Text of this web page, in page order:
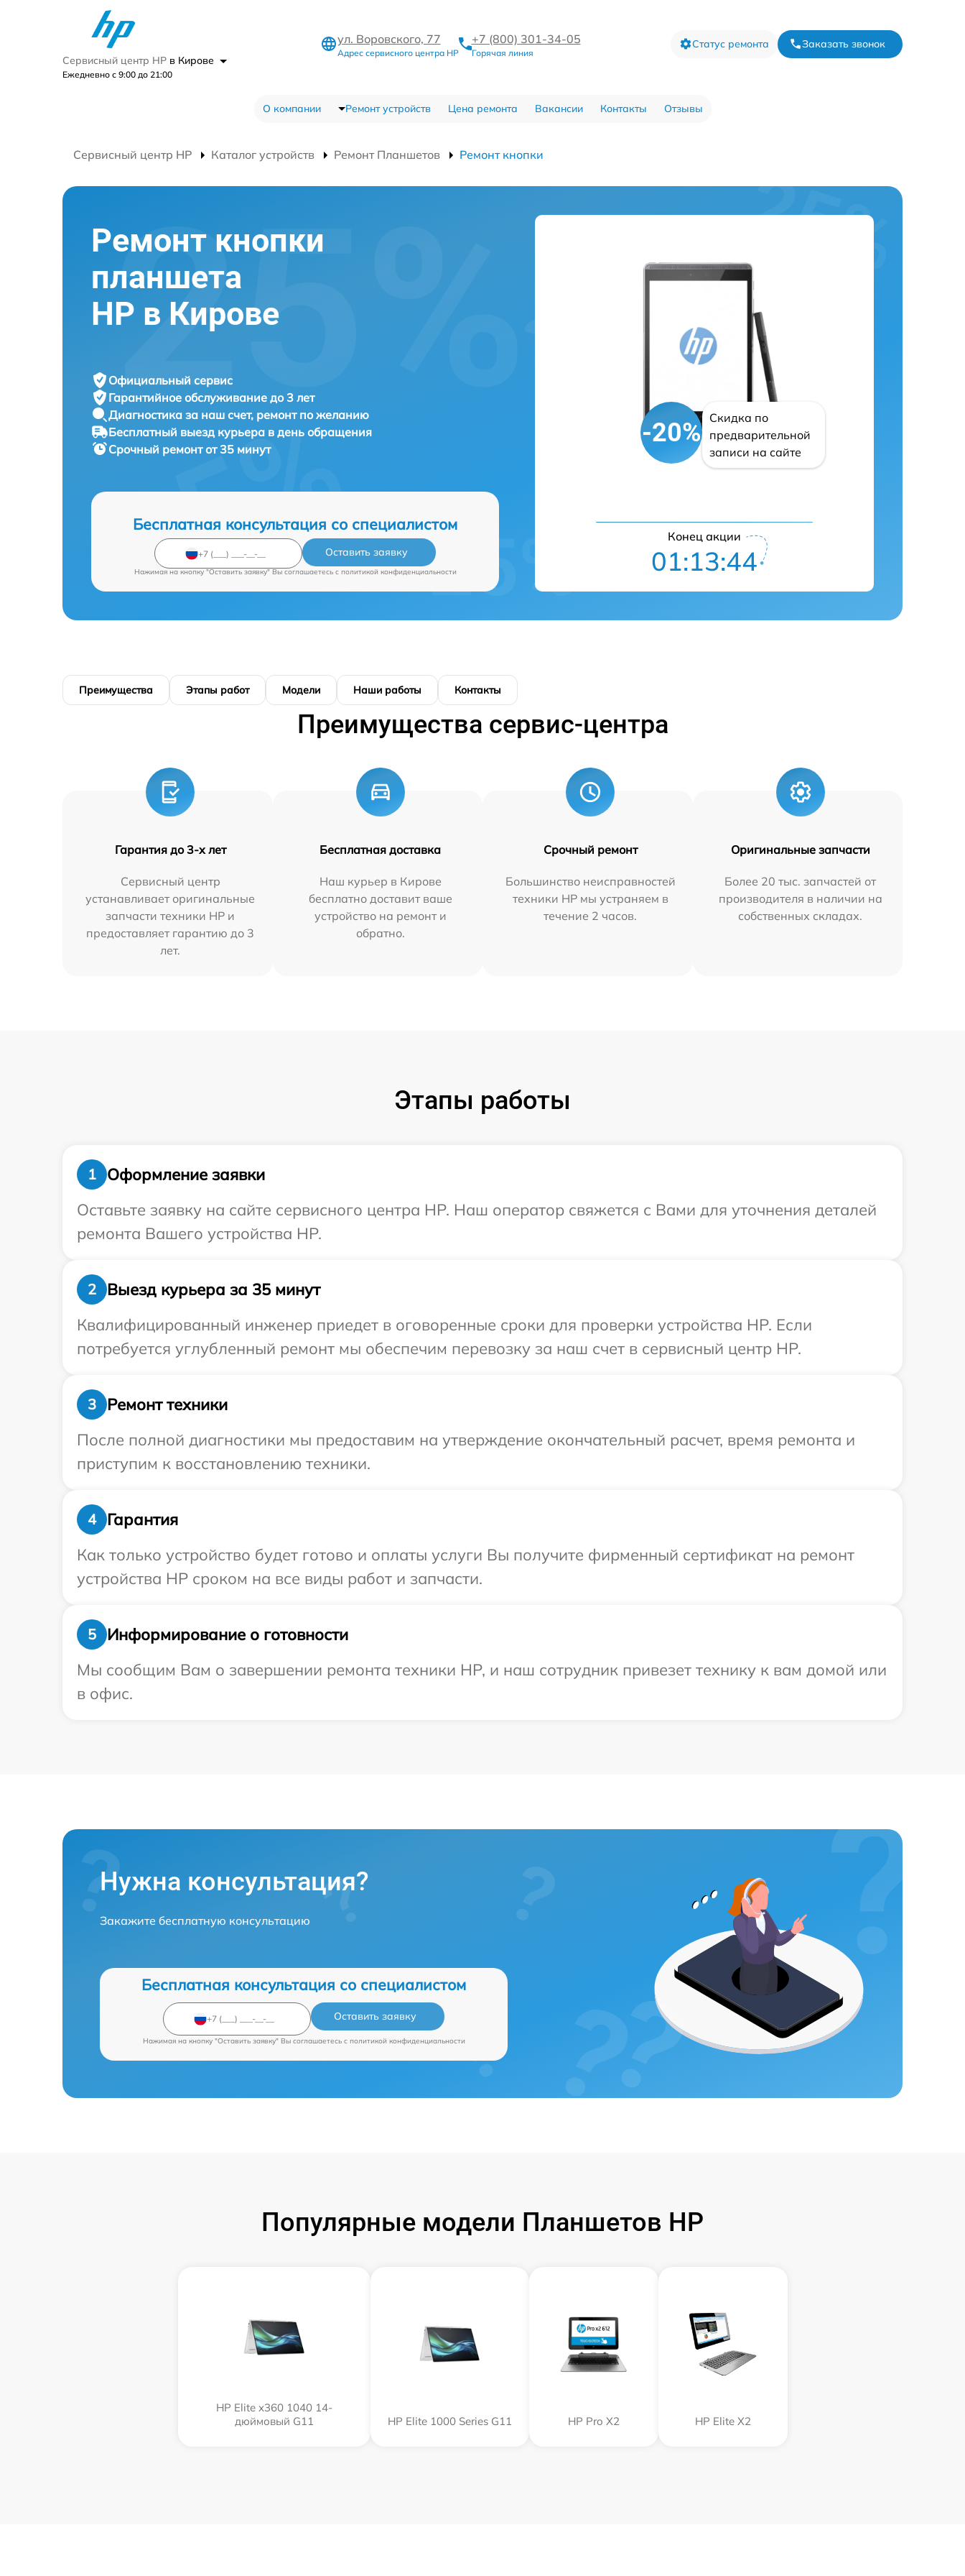
Сервисный центр HP в Кирове
Ежедневно с 9:00 до 21:00
ул. Воровского, 77
Адрес сервисного центра HP
+7 (800) 301-34-05
Горячая линия
Статус ремонта Заказать звонок
О компании Ремонт устройств Цена ремонта Вакансии Контакты Отзывы
Сервисный центр HP Каталог устройств Ремонт Планшетов Ремонт кнопки
Ремонт кнопки
планшета
HP в Кирове
Официальный сервис
Гарантийное обслуживание до 3 лет
Диагностика за наш счет, ремонт по желанию
Бесплатный выезд курьера в день обращения
Срочный ремонтот 35 минут
Бесплатная консультация со специалистом
Оставить заявку
Нажимая на кнопку "Оставить заявку" Вы соглашаетесь c политикой конфиденциальности
-20%
Скидка по
предварительной
записи на сайте
Конец акции
01:13:43
Преимущества Этапы работ Модели Наши работы Контакты
Преимущества сервис-центра
Гарантия до 3-х лет
Сервисный центр
устанавливает оригинальные
запчасти техники HP и
предоставляет гарантию до 3
лет.
Бесплатная доставка
Наш курьер в Кирове
бесплатно доставит ваше
устройство на ремонт и
обратно.
Срочный ремонт
Большинство неисправностей
техники HP мы устраняем в
течение 2 часов.
Оригинальные запчасти
Более 20 тыс. запчастей от
производителя в наличии на
собственных складах.
Этапы работы
1
Оформление заявки
Оставьте заявку на сайте сервисного центра HP. Наш оператор свяжется с Вами для уточнения деталей
ремонта Вашего устройства HP.
2
Выезд курьера за 35 минут
Квалифицированный инженер приедет в оговоренные сроки для проверки устройства HP. Если
потребуется углубленный ремонт мы обеспечим перевозку за наш счет в сервисный центр HP.
3
Ремонт техники
После полной диагностики мы предоставим на утверждение окончательный расчет, время ремонта и
приступим к восстановлению техники.
4
Гарантия
Как только устройство будет готово и оплаты услуги Вы получите фирменный сертификат на ремонт
устройства HP сроком на все виды работ и запчасти.
5
Информирование о готовности
Мы сообщим Вам о завершении ремонта техники HP, и наш сотрудник привезет технику к вам домой или
в офис.
Нужна консультация?
Закажите бесплатную консультацию
Бесплатная консультация со специалистом
Оставить заявку
Нажимая на кнопку "Оставить заявку" Вы соглашаетесь c политикой конфиденциальности
Популярные модели Планшетов HP
HP Elite x360 1040 14-
дюймовый G11
HP Elite 1000 Series G11 HP Pro X2 HP Elite X2